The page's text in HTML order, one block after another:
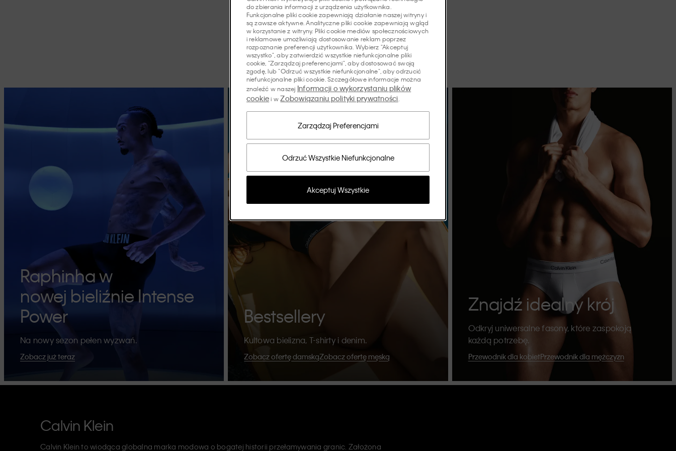
Artykuły
Odkryj historie sezonu.
Raphinha w
nowej bieliźnie Intense
Power
Na nowy sezon pełen wyzwań.
Zobacz już teraz
Bestsellery
Kultowa bielizna, T-shirty i denim.
Zobacz ofertę damskąZobacz ofertę męską
Znajdź idealny krój
Odkryj uniwersalne fasony, które zaspokoją
każdą potrzebę.
Przewodnik dla kobietPrzewodnik dla mężczyzn
Calvin Klein
Calvin Klein to wiodąca globalna marka modowa o bogatej historii przełamywania granic. Założona
do zbierania informacji z urządzenia użytkownika.
Funkcjonalne pliki cookie zapewniają działanie naszej witryny i
są zawsze aktywne. Analityczne pliki cookie zapewniają wgląd
w korzystanie z witryny. Pliki cookie mediów społecznościowych
i reklamowe umożliwiają dostosowanie reklam poprzez
rozpoznanie preferencji użytkownika. Wybierz "Akceptuj
wszystko", aby zatwierdzić wszystkie niefunkcjonalne pliki
cookie, "Zarządzaj preferencjami", aby dostosować swoją
zgodę, lub "Odrzuć wszystkie niefunkcjonalne", aby odrzucić
niefunkcjonalne pliki cookie. Szczegółowe informacje można
znaleźć w naszej Informacji o wykorzystaniu plików
cookiei wZobowiązaniu polityki prywatności
Odrzuć Wszystkie Niefunkcjonalne
Zarządzaj Preferencjami
Akceptuj Wszystkie